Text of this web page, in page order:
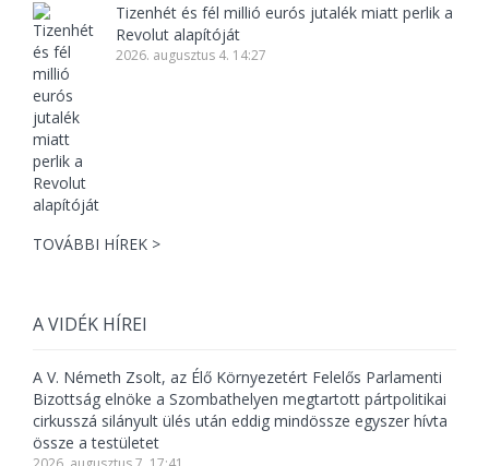
Tizenhét és fél millió eurós jutalék miatt perlik a
Revolut alapítóját
2026. augusztus 4. 14:27
TOVÁBBI HÍREK >
A VIDÉK HÍREI
A V. Németh Zsolt, az Élő Környezetért Felelős Parlamenti
Bizottság elnöke a Szombathelyen megtartott pártpolitikai
cirkusszá silányult ülés után eddig mindössze egyszer hívta
össze a testületet